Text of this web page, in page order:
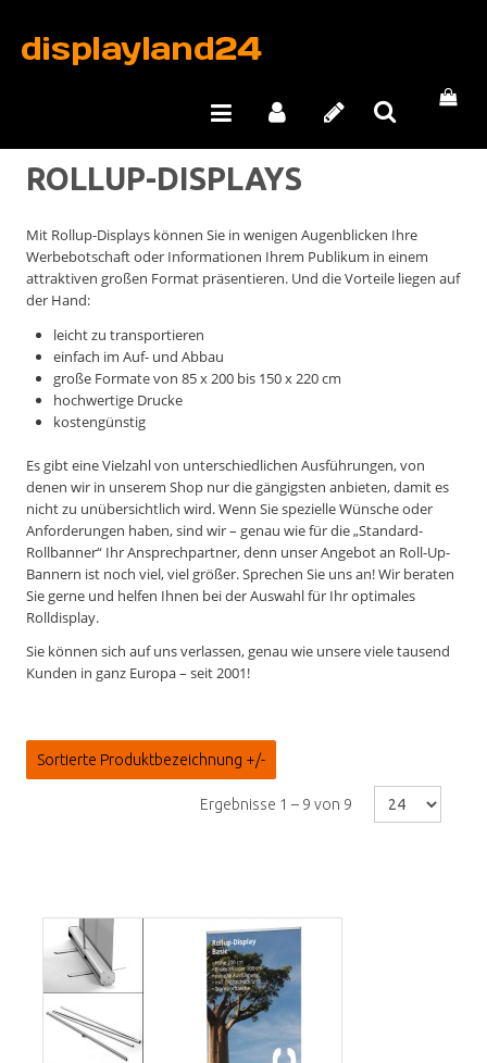
ROLLUP-DISPLAYS
Mit Rollup-Displays können Sie in wenigen Augenblicken Ihre
Werbebotschaft oder Informationen Ihrem Publikum in einem
attraktiven großen Format präsentieren. Und die Vorteile liegen auf
der Hand:
leicht zu transportieren
einfach im Auf- und Abbau
große Formate von 85 x 200 bis 150 x 220 cm
hochwertige Drucke
kostengünstig
Es gibt eine Vielzahl von unterschiedlichen Ausführungen, von
denen wir in unserem Shop nur die gängigsten anbieten, damit es
nicht zu unübersichtlich wird. Wenn Sie spezielle Wünsche oder
Anforderungen haben, sind wir – genau wie für die „Standard-
Rollbanner“ Ihr Ansprechpartner, denn unser Angebot an Roll-Up-
Bannern ist noch viel, viel größer. Sprechen Sie uns an! Wir beraten
Sie gerne und helfen Ihnen bei der Auswahl für Ihr optimales
Rolldisplay.
Sie können sich auf uns verlassen, genau wie unsere viele tausend
Kunden in ganz Europa – seit 2001!
Sortierte Produktbezeichnung +/-
Ergebnisse 1 – 9 von 9